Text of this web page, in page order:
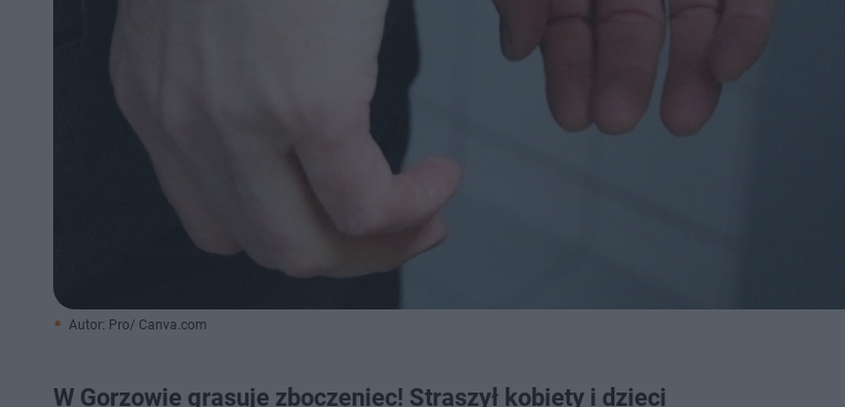
Autor: Pro/ Canva.com
W Gorzowie grasuje zboczeniec! Straszył kobiety i dzieci